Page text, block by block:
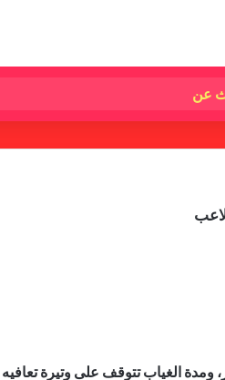
الغياب تتوقف على وتيرة تعافيه
في ختام الليجا